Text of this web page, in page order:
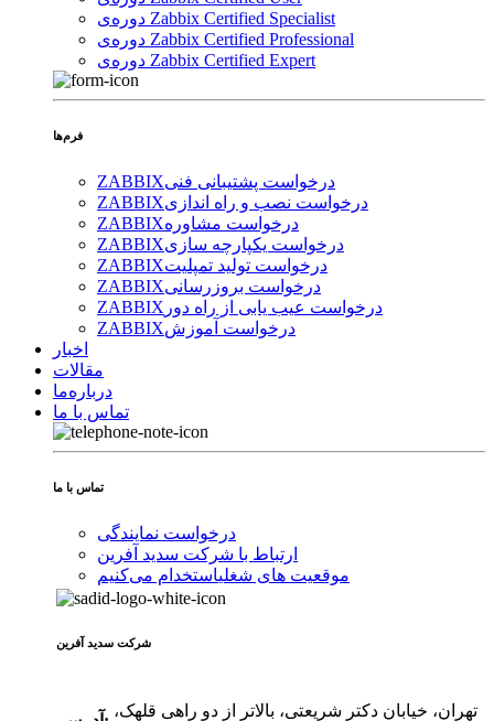
دوره‌ی Zabbix Certified Specialist
دوره‌ی Zabbix Certified Professional
دوره‌ی Zabbix Certified Expert
فرم‌ها
ZABBIXدرخواست پشتیبانی فنی
ZABBIXدرخواست نصب و راه اندازی
ZABBIXدرخواست مشاوره
ZABBIXدرخواست یکپارچه سازی
ZABBIXدرخواست تولید تمپلیت
ZABBIXدرخواست بروزرسانی
ZABBIX درخواست عیب یابی از راه دور
ZABBIXدرخواست آموزش
اخبار
مقالات
درباره‌ما
تماس با ما
تماس با ما
درخواست نمایندگی
ارتباط با شرکت سدید آفرین
موقعیت های شغلیاستخدام ‌می‌کنیم
شرکت سدید‌ آفرین
تهران، خیابان دکتر شریعتی، بالاتر از دو راهی قلهک،